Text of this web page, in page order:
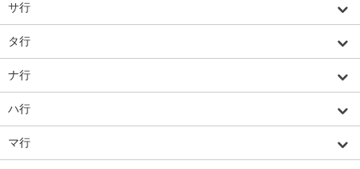
サ行
タ行
ナ行
ハ行
マ行